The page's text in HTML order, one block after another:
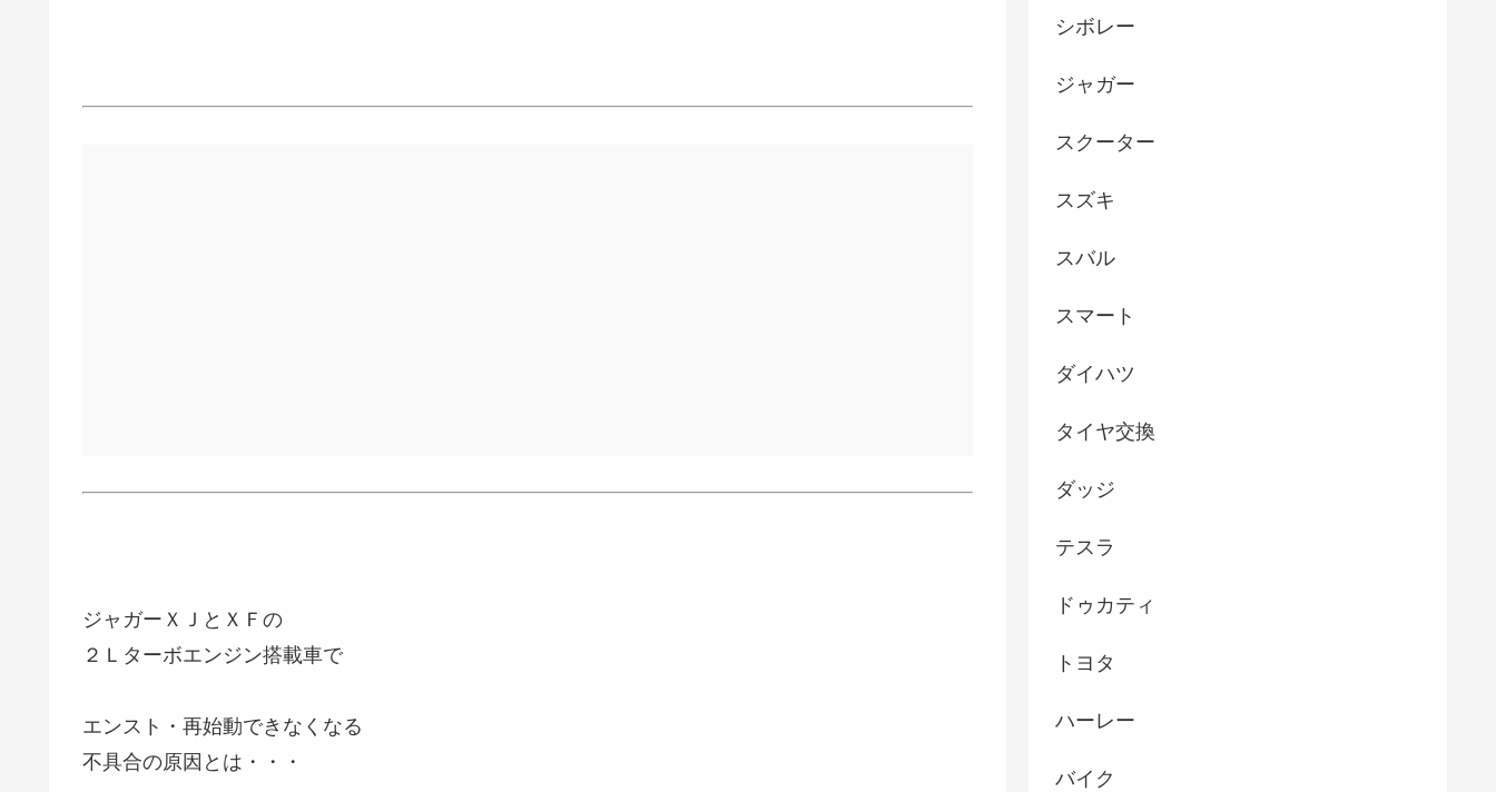
ジャガーＸＪとＸＦの
２Ｌターボエンジン搭載車で
エンスト・再始動できなくなる
不具合の原因とは・・・
シボレー
ジャガー
スクーター
スズキ
スバル
スマート
ダイハツ
タイヤ交換
ダッジ
テスラ
ドゥカティ
トヨタ
ハーレー
バイク